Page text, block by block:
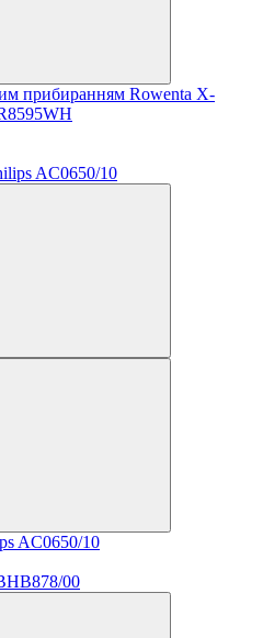
прибиранням Rowenta X-
AC0650/10